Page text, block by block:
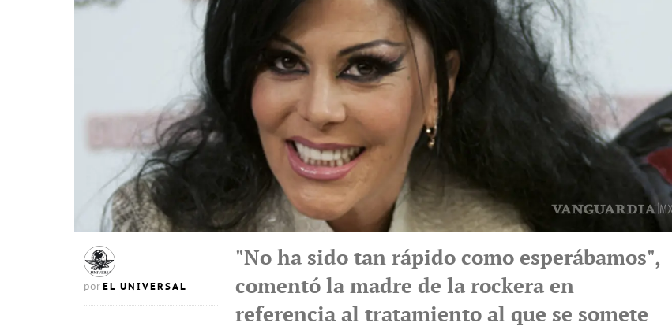
por EL UNIVERSAL
"No ha sido tan rápido como esperábamos",
comentó la madre de la rockera en
referencia al tratamiento al que se somete